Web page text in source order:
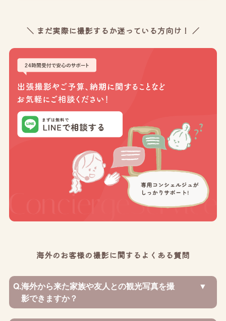
＼ まだ実際に撮影するか迷っている方向け！ ／
海外のお客様の撮影に関するよくある質問
Q.海外から来た家族や友人との観光写真を撮
影できますか？